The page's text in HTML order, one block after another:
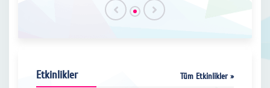
Etkinlikler Tüm Etkinlikler »